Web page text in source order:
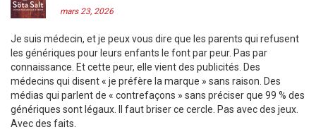
mars 23, 2026
Je suis médecin, et je peux vous dire que les parents qui refusent
les génériques pour leurs enfants le font par peur. Pas par
connaissance. Et cette peur, elle vient des publicités. Des
médecins qui disent « je préfère la marque » sans raison. Des
médias qui parlent de « contrefaçons » sans préciser que 99 % des
génériques sont légaux. Il faut briser ce cercle. Pas avec des jeux.
Avec des faits.